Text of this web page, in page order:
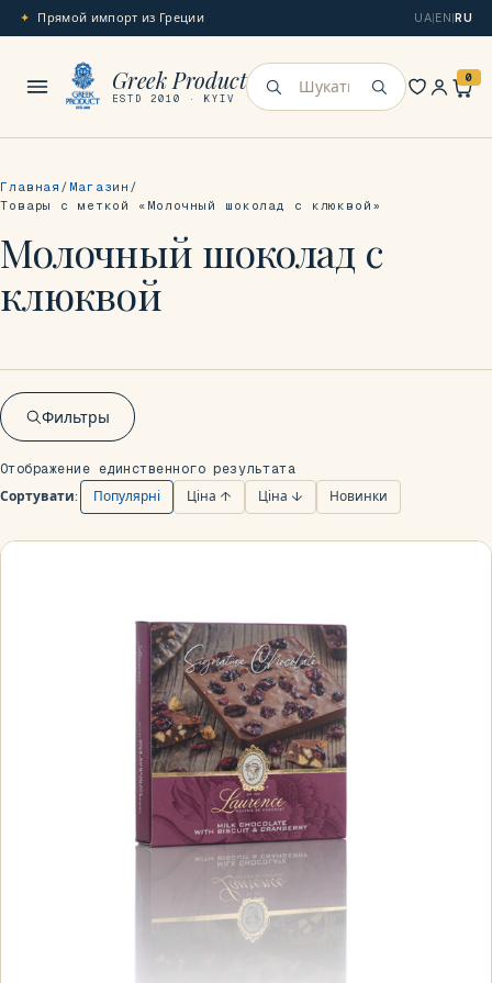
Прямой импорт из Греции UA|EN|RU
Greek Product
ESTD 2010 · KYIV Искать
0
Главная
Магазин
Товары с меткой «Молочный шоколад с клюквой»
Молочный шоколад с
клюквой
Фильтры
Отображение единственного результата
Сортувати:
Популярні Ціна ↑ Ціна ↓ Новинки